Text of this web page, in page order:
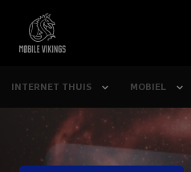
SLA
NAVIGATIE
OVER
INTERNET THUIS MOBIEL